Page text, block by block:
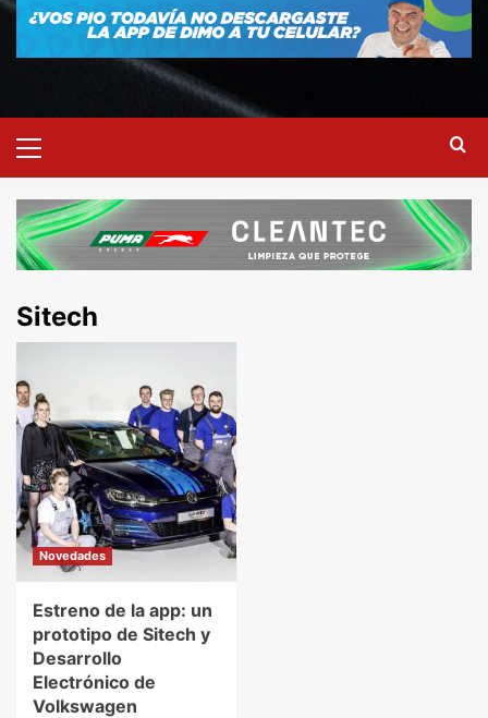
Sitech
Novedades
Estreno de la app: un
prototipo de Sitech y
Desarrollo
Electrónico de
Volkswagen